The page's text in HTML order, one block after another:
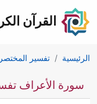
القرآن
الرئيسية تفسير المختصر
سورة الأعراف